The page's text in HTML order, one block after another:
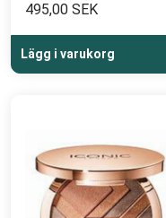
495,00 SEK
Lägg i varukorg